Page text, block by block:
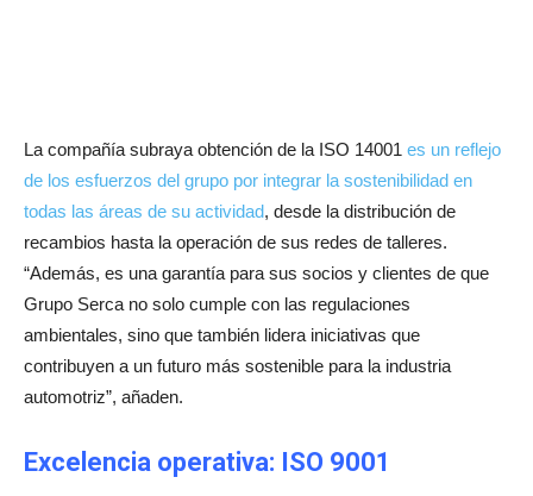
La compañía subraya obtención de la ISO 14001 es un reflejo
de los esfuerzos del grupo por integrar la sostenibilidad en
todas las áreas de su actividad, desde la distribución de
recambios hasta la operación de sus redes de talleres.
“Además, es una garantía para sus socios y clientes de que
Grupo Serca no solo cumple con las regulaciones
ambientales, sino que también lidera iniciativas que
contribuyen a un futuro más sostenible para la industria
automotriz”, añaden.
Excelencia operativa: ISO 9001